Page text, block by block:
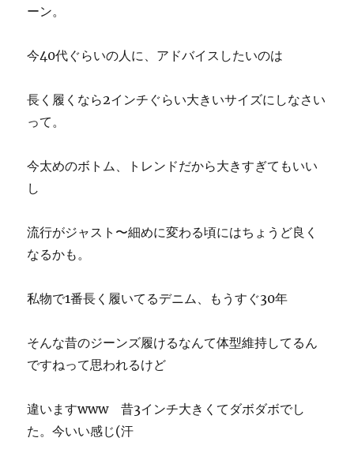
ーン。
今40代ぐらいの人に、アドバイスしたいのは
長く履くなら2インチぐらい大きいサイズにしなさい
って。
今太めのボトム、トレンドだから大きすぎてもいい
し
流行がジャスト〜細めに変わる頃にはちょうど良く
なるかも。
私物で1番長く履いてるデニム、もうすぐ30年
そんな昔のジーンズ履けるなんて体型維持してるん
ですねって思われるけど
違いますwww 昔3インチ大きくてダボダボでし
た。今いい感じ(汗